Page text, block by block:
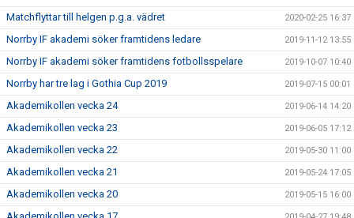
Matchflyttar till helgen p.g.a. vädret 2020-02-25 16:37
Norrby IF akademi söker framtidens ledare 2019-11-12 13:55
Norrby IF akademi söker framtidens fotbollsspelare 2019-10-07 10:40
Norrby har tre lag i Gothia Cup 2019 2019-07-15 00:01
Akademikollen vecka 24 2019-06-14 14:20
Akademikollen vecka 23 2019-06-05 17:12
Akademikollen vecka 22 2019-05-30 11:00
Akademikollen vecka 21 2019-05-24 17:05
Akademikollen vecka 20 2019-05-15 16:00